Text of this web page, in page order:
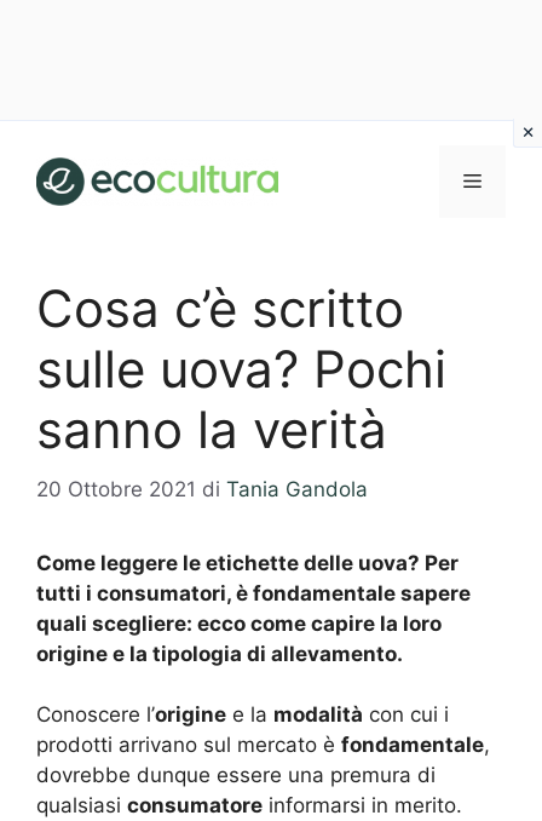
contenuto
MENU
Cosa c’è scritto
sulle uova? Pochi
sanno la verità
20 Ottobre 2021 di Tania Gandola
Come leggere le etichette delle uova? Per
tutti i consumatori, è fondamentale sapere
quali scegliere: ecco come capire la loro
origine e la tipologia di allevamento.
Conoscere l’origine e la modalità con cui i
prodotti arrivano sul mercato è fondamentale,
dovrebbe dunque essere una premura di
qualsiasi consumatore informarsi in merito.